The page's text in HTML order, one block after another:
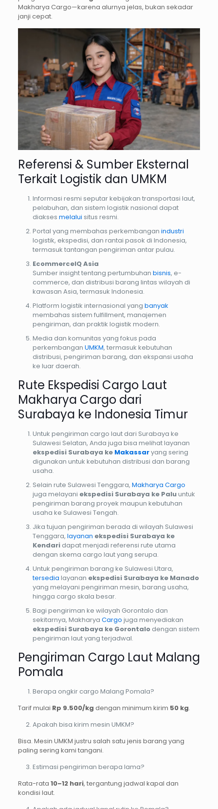
Makharya Cargo—karena alurnya jelas, bukan sekadar
janji cepat.
Referensi & Sumber Eksternal
Terkait Logistik dan UMKM
Informasi resmi seputar kebijakan transportasi laut,
pelabuhan, dan sistem logistik nasional dapat
diakses melalui situs resmi.
Portal yang membahas perkembangan industri
logistik, ekspedisi, dan rantai pasok di Indonesia,
termasuk tantangan pengiriman antar pulau.
EcommerceIQ Asia
Sumber insight tentang pertumbuhan bisnis, e-
commerce, dan distribusi barang lintas wilayah di
kawasan Asia, termasuk Indonesia.
Platform logistik internasional yang banyak
membahas sistem fulfillment, manajemen
pengiriman, dan praktik logistik modern.
Media dan komunitas yang fokus pada
perkembangan UMKM, termasuk kebutuhan
distribusi, pengiriman barang, dan ekspansi usaha
ke luar daerah.
Rute Ekspedisi Cargo Laut
Makharya Cargo dari
Surabaya ke Indonesia Timur
Untuk pengiriman cargo laut dari Surabaya ke
Sulawesi Selatan, Anda juga bisa melihat layanan
ekspedisi Surabaya ke Makassaryang sering
digunakan untuk kebutuhan distribusi dan barang
usaha.
Selain rute Sulawesi Tenggara, Makharya Cargo
juga melayani ekspedisi Surabaya ke Paluuntuk
pengiriman barang proyek maupun kebutuhan
usaha ke Sulawesi Tengah.
Jika tujuan pengiriman berada di wilayah Sulawesi
Tenggara, layanan ekspedisi Surabaya ke
Kendaridapat menjadi referensi rute utama
dengan skema cargo laut yang serupa.
Untuk pengiriman barang ke Sulawesi Utara,
tersedia layanan ekspedisi Surabaya ke Manado
yang melayani pengiriman mesin, barang usaha,
hingga cargo skala besar.
Bagi pengiriman ke wilayah Gorontalo dan
sekitarnya, Makharya Cargo juga menyediakan
ekspedisi Surabaya ke Gorontalodengan sistem
pengiriman laut yang terjadwal.
Pengiriman Cargo Laut Malang
Pomala
Berapa ongkir cargo Malang Pomala?
Tarif mulai Rp 9.500/kg dengan minimum kirim 50 kg.
Apakah bisa kirim mesin UMKM?
Bisa. Mesin UMKM justru salah satu jenis barang yang
paling sering kami tangani.
Estimasi pengiriman berapa lama?
Rata-rata 10–12 hari, tergantung jadwal kapal dan
kondisi laut.